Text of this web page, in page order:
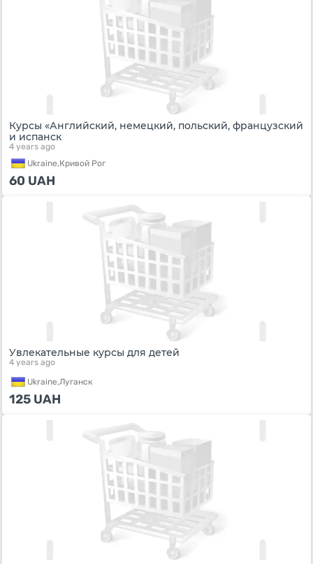
Курсы «Английский, немецкий, польский, французский
и испанск
4 years ago
Ukraine,Кривой Рог
60 UAH
Увлекательные курсы для детей
4 years ago
Ukraine,Луганск
125 UAH